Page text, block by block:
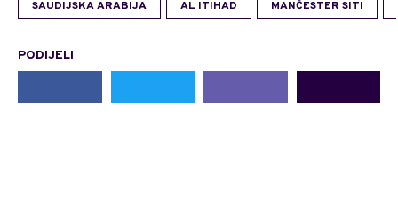
SAUDIJSKA ARABIJA AL ITIHAD MANČESTER SITI
PODIJELI